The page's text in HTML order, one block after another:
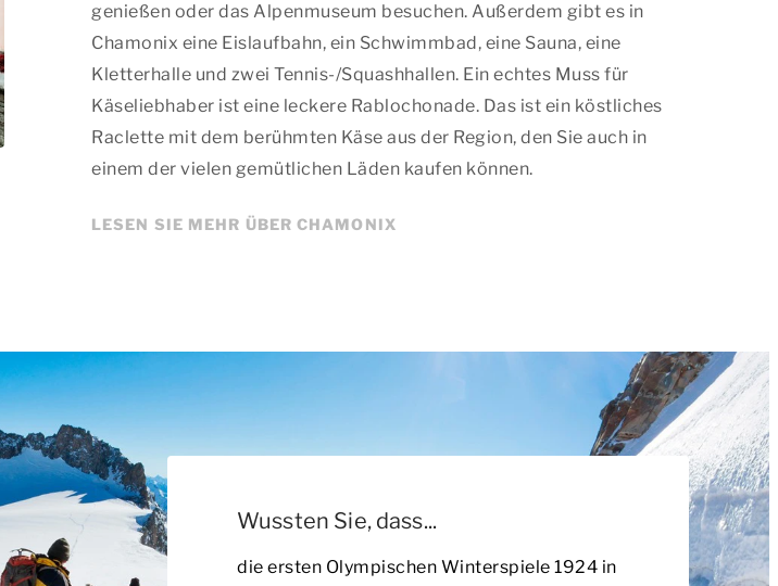
genießen oder das Alpenmuseum besuchen. Außerdem gibt es in
Chamonix eine Eislaufbahn, ein Schwimmbad, eine Sauna, eine
Kletterhalle und zwei Tennis-/Squashhallen. Ein echtes Muss für
Käseliebhaber ist eine leckere Rablochonade. Das ist ein köstliches
Raclette mit dem berühmten Käse aus der Region, den Sie auch in
einem der vielen gemütlichen Läden kaufen können.
LESEN SIE MEHR ÜBER CHAMONIX
Wussten Sie, dass...
die ersten Olympischen Winterspiele 1924 in